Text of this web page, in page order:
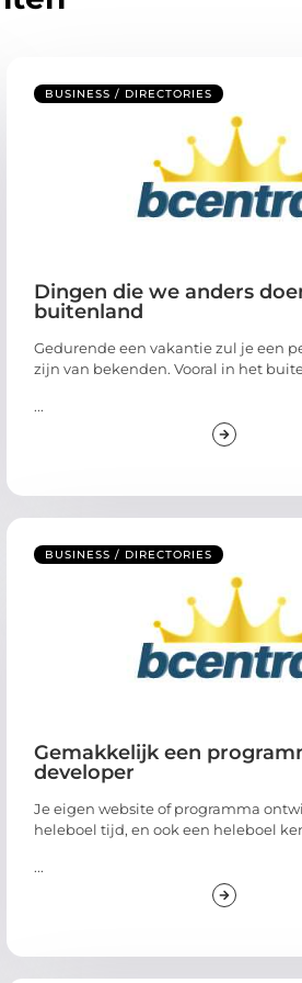
BUSINESS / DIRECTORIES
Dingen die we anders
buitenland
Gedurende een vakantie zul je een
zijn van bekenden. Vooral in het
...
BUSINESS / DIRECTORIES
Gemakkelijk een
developer
Je eigen website of programma
heleboel tijd, en ook een heleboel
...